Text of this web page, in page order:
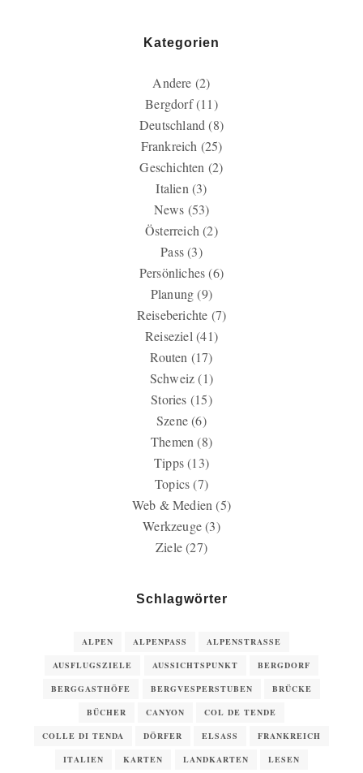
Kategorien
Andere (2)
Bergdorf(11)
Deutschland (8)
Frankreich (25)
Geschichten (2)
Italien (3)
News (53)
Österreich (2)
Pass(3)
Persönliches(6)
Planung(9)
Reiseberichte (7)
Reiseziel (41)
Routen (17)
Schweiz(1)
Stories (15)
Szene(6)
Themen (8)
Tipps(13)
Topics(7)
Web & Medien (5)
Werkzeuge(3)
Ziele(27)
Schlagwörter
ALPEN ALPENPASS ALPENSTRASSE
AUSFLUGSZIELE AUSSICHTSPUNKT BERGDORF
BERGGASTHÖFE BERGVESPERSTUBEN BRÜCKE
BÜCHER CANYON COL DE TENDE
COLLE DI TENDA DÖRFER ELSASS FRANKREICH
ITALIEN KARTEN LANDKARTEN LESEN